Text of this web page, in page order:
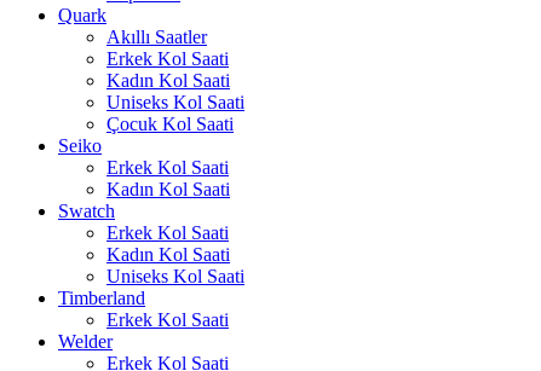
Quark
Akıllı Saatler
Erkek Kol Saati
Kadın Kol Saati
Uniseks Kol Saati
Çocuk Kol Saati
Seiko
Erkek Kol Saati
Kadın Kol Saati
Swatch
Erkek Kol Saati
Kadın Kol Saati
Uniseks Kol Saati
Timberland
Erkek Kol Saati
Welder
Erkek Kol Saati